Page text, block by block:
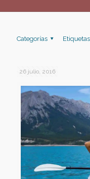
Categorías Etiquetas
26 julio, 2016